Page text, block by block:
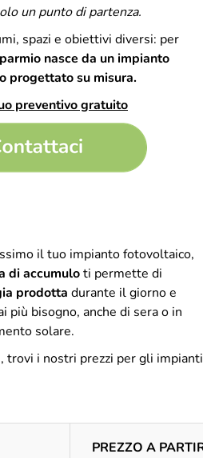
un punto di partenza.
spazi e obiettivi diversi: per
nasce da un impianto
progettato su misura.
preventivo gratuito
il tuo impianto fotovoltaico,
di accumuloti permette di
prodotta durante il giorno e
più bisogno, anche di sera o in
solare.
trovi i nostri prezzi per gli impianti
PREZZO A